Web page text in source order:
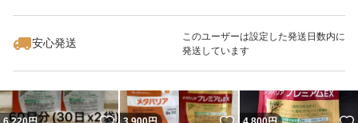
安心発送
このユーザーは設定した発送日数内に
発送しています